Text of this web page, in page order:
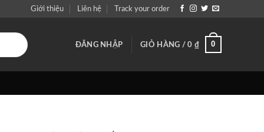
Giới thiệu Liên hệ Track your order
ĐĂNG NHẬP GIỎ HÀNG /0 ₫ 0